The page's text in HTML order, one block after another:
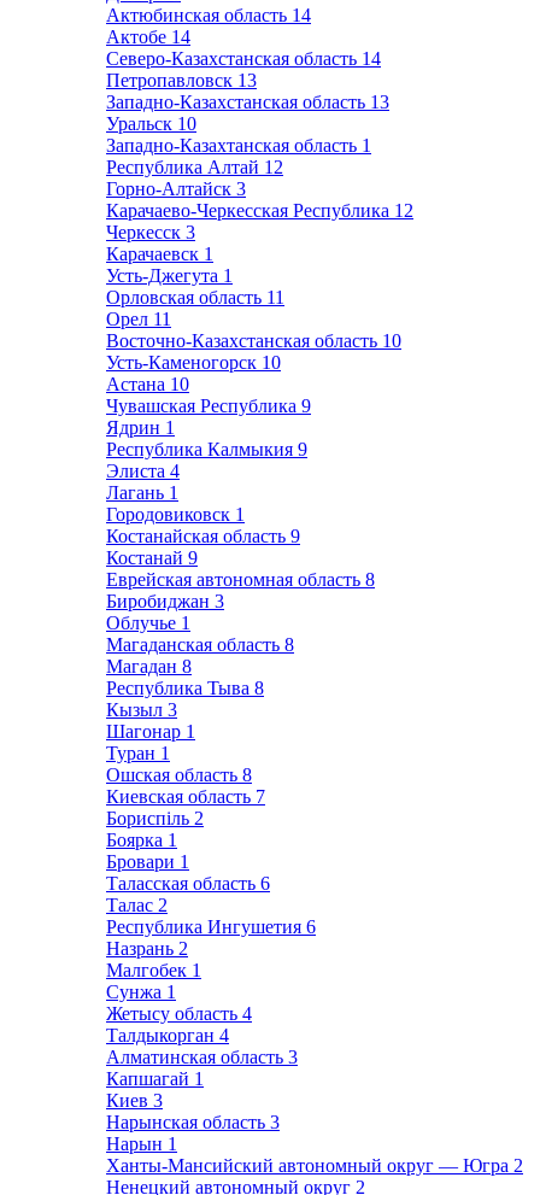
Актюбинская область 14
Актобе 14
Северо-Казахстанская область 14
Петропавловск 13
Западно-Казахстанская область 13
Уральск 10
Западно-Казахтанская область 1
Республика Алтай 12
Горно-Алтайск 3
Карачаево-Черкесская Республика 12
Черкесск 3
Карачаевск 1
Усть-Джегута 1
Орловская область 11
Орел 11
Восточно-Казахстанская область 10
Усть-Каменогорск 10
Астана 10
Чувашская Республика 9
Ядрин 1
Республика Калмыкия 9
Элиста 4
Лагань 1
Городовиковск 1
Костанайская область 9
Костанай 9
Еврейская автономная область 8
Биробиджан 3
Облучье 1
Магаданская область 8
Магадан 8
Республика Тыва 8
Кызыл 3
Шагонар 1
Туран 1
Ошская область 8
Киевская область 7
Бориспіль 2
Боярка 1
Бровари 1
Таласская область 6
Талас 2
Республика Ингушетия 6
Назрань 2
Малгобек 1
Сунжа 1
Жетысу область 4
Талдыкорган 4
Алматинская область 3
Капшагай 1
Киев 3
Нарынская область 3
Нарын 1
Ханты-Мансийский автономный округ — Югра 2
Ненецкий автономный округ 2